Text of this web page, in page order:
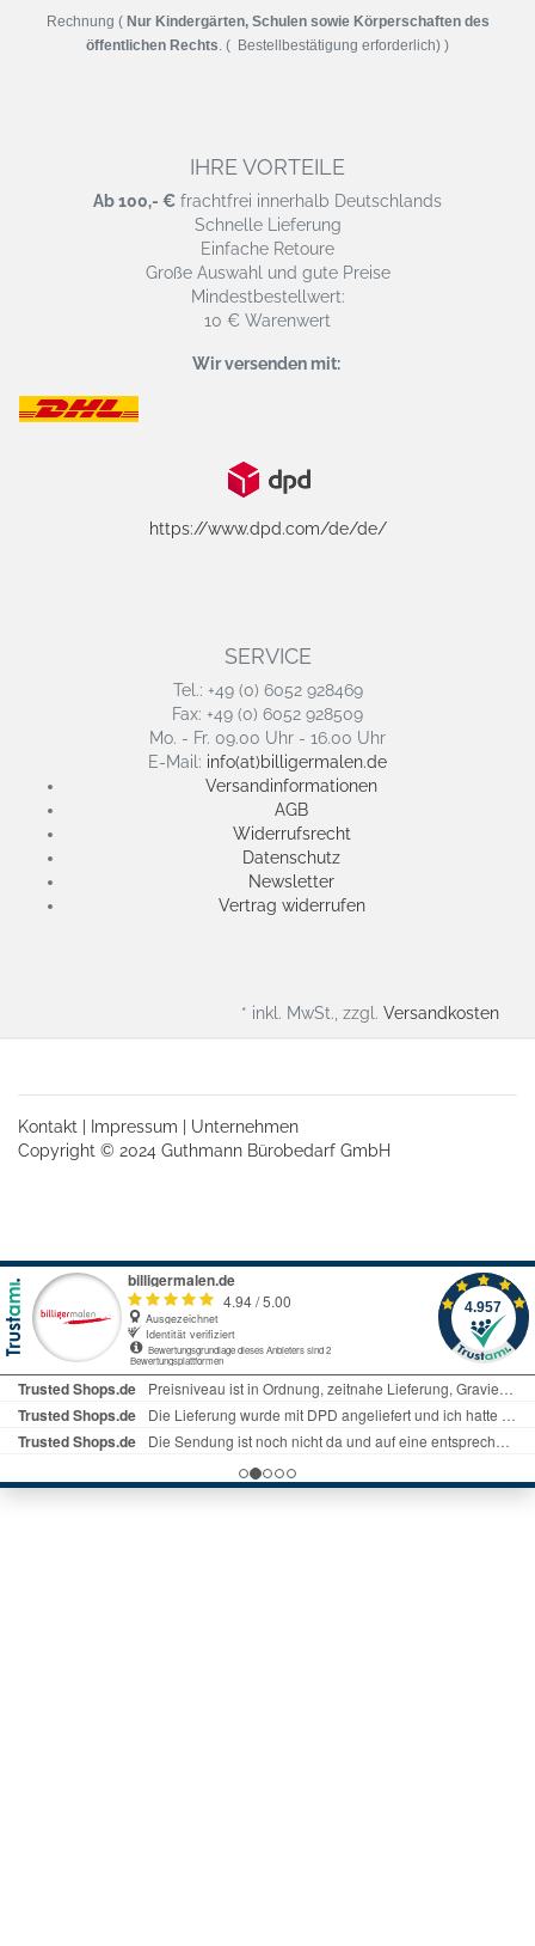
Rechnung ( Nur Kindergärten, Schulen sowie Körperschaften des
öffentlichen Rechts. ( Bestellbestätigung erforderlich) )
IHRE VORTEILE
Ab 100,- € frachtfrei innerhalb Deutschlands
Schnelle Lieferung
Einfache Retoure
Große Auswahl und gute Preise
Mindestbestellwert:
10 € Warenwert
Wir versenden mit:
https://www.dpd.com/de/de/
SERVICE
Tel.: +49 (0) 6052 928469
Fax: +49 (0) 6052 928509
Mo. - Fr. 09.00 Uhr - 16.00 Uhr
E-Mail: info(at)billigermalen.de
Versandinformationen
AGB
Widerrufsrecht
Datenschutz
Newsletter
Vertrag widerrufen
* inkl. MwSt., zzgl. Versandkosten
Kontakt Impressum
Unternehmen
Copyright © 2024 Guthmann Bürobedarf GmbH